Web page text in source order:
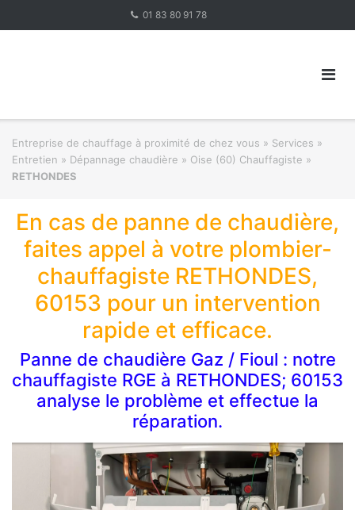
01 83 80 91 78
Entreprise de chauffage à proximité de chez vous » Services »
Entretien » Dépannage chaudière » Oise (60) Chauffagiste »
RETHONDES
En cas de panne de chaudière,
faites appel à votre plombier-
chauffagiste RETHONDES,
60153 pour un intervention
rapide et efficace.
Panne de chaudière Gaz / Fioul : notre
chauffagiste RGE à RETHONDES; 60153
analyse le problème et effectue la
réparation.